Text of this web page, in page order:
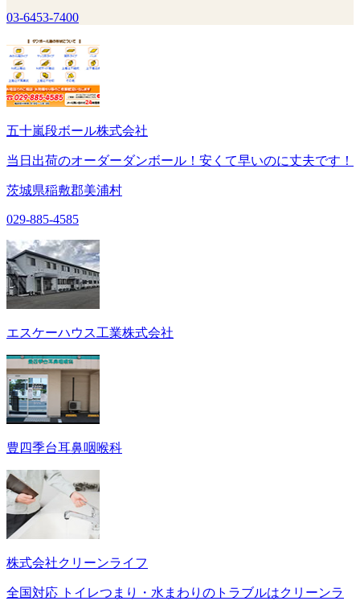
03-6453-7400
五十嵐段ボール株式会社
当日出荷のオーダーダンボール！安くて早いのに丈夫です！
茨城県稲敷郡美浦村
029-885-4585
エスケーハウス工業株式会社
豊四季台耳鼻咽喉科
株式会社クリーンライフ
全国対応 トイレつまり・水まわりのトラブルはクリーンラ